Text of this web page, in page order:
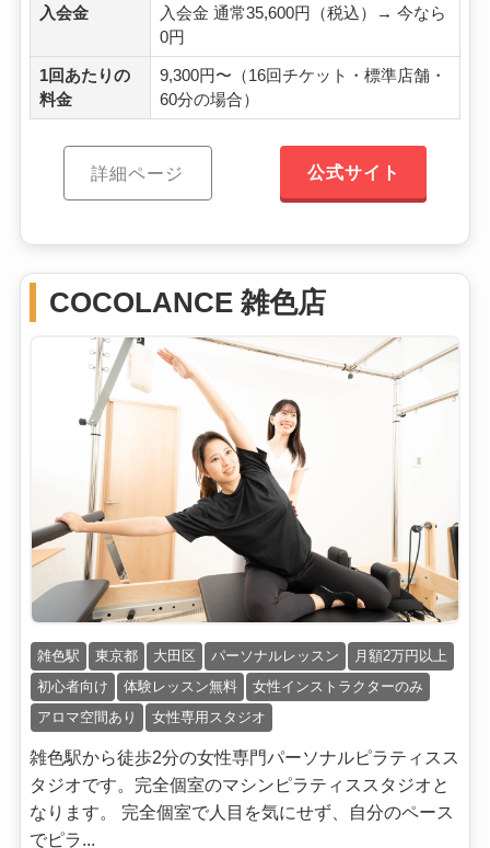
入会金
入会金 通常35,600円（税込）→ 今なら
0円
1回あたりの
料金
9,300円〜（16回チケット・標準店舗・
60分の場合）
詳細ページ 公式サイト
COCOLANCE 雑色店
雑色駅 東京都 大田区 パーソナルレッスン
月額2万円以上
初心者向け
体験レッスン無料
女性インストラクターのみ
アロマ空間あり
女性専用スタジオ
雑色駅から徒歩2分の女性専門パーソナルピラティスス
タジオです。完全個室のマシンピラティススタジオと
なります。 完全個室で人目を気にせず、自分のペース
でピラ...